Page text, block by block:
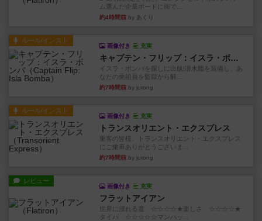
ム選んだ企業ボードに街で...
約4時間前 by あくり
ルール/インスト
画像付き 充実
キャプテン・フリップ：イスラ・ボンバ
イスラ・ボンバを探しに出航!潜水艦を装備し、あ
なたの乗組員を監獄から解...
約7時間前 by jurong
ルール/インスト
画像付き 充実
トランスオリエント・エクスプレス
乗客の皆様、トランスオリエント・エクスプレス
にご乗車ありがとうございま...
約7時間前 by jurong
レビュー
画像付き 充実
フラットアイアン
世界に浸れる度 ☆☆☆☆★楽しさ ☆☆☆☆★
タイパ ☆☆☆☆☆マンハッ...